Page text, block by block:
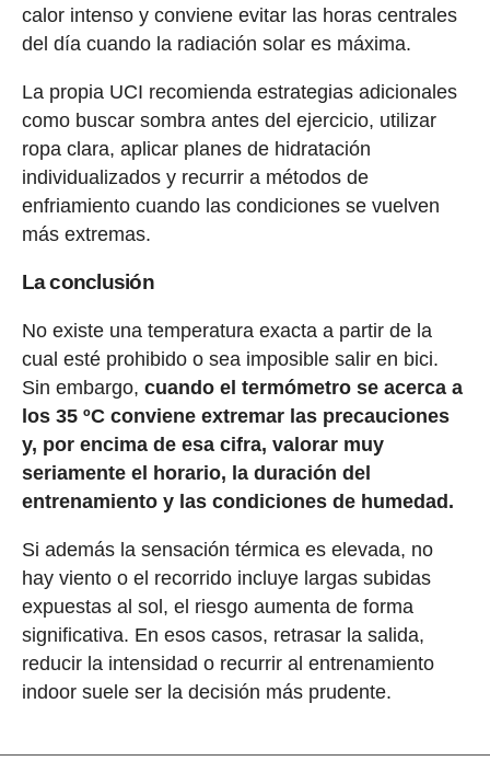
calor intenso y conviene evitar las horas centrales
del día cuando la radiación solar es máxima.
La propia UCI recomienda estrategias adicionales
como buscar sombra antes del ejercicio, utilizar
ropa clara, aplicar planes de hidratación
individualizados y recurrir a métodos de
enfriamiento cuando las condiciones se vuelven
más extremas.
La conclusión
No existe una temperatura exacta a partir de la
cual esté prohibido o sea imposible salir en bici.
Sin embargo, cuando el termómetro se acerca a
los 35 ºC conviene extremar las precauciones
y, por encima de esa cifra, valorar muy
seriamente el horario, la duración del
entrenamiento y las condiciones de humedad.
Si además la sensación térmica es elevada, no
hay viento o el recorrido incluye largas subidas
expuestas al sol, el riesgo aumenta de forma
significativa. En esos casos, retrasar la salida,
reducir la intensidad o recurrir al entrenamiento
indoor suele ser la decisión más prudente.